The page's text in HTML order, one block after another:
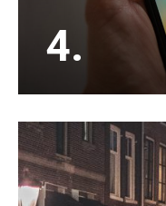
Buiten het
4.